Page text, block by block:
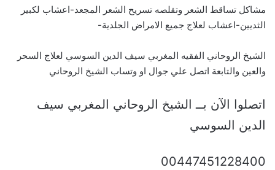
مشاكل تساقط الشعر وتقلصه تسريح الشعر المجعد-اعشاب لكبير
الثديين-اعشاب لعلاج جميع الامراض الجلدية-
الشيخ الروحاني الفقيه المغربي سيف الدين السوسي لعلاج السحر
والعين والتابعة اتصل علي جوال او وتساب الشيخ الروحاني
اتصلوا الآن بــ الشيخ الروحاني المغربي سيف
الدين السوسي
00447451228400